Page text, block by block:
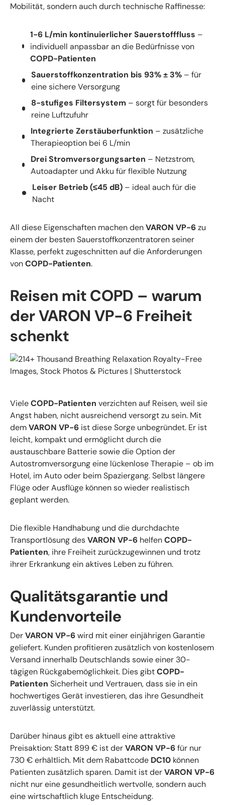
Mobilität, sondern auch durch technische Raffinesse:
1-6 L/min kontinuierlicher Sauerstofffluss –
individuell anpassbar an die Bedürfnisse von
COPD-Patienten
Sauerstoffkonzentration bis 93% ± 3%– für
eine sichere Versorgung
8-stufiges Filtersystem – sorgt für besonders
reine Luftzufuhr
Integrierte Zerstäuberfunktion – zusätzliche
Therapieoption bei 6 L/min
Drei Stromversorgungsarten – Netzstrom,
Autoadapter und Akku für flexible Nutzung
Leiser Betrieb (≤45 dB)– ideal auch für die
Nacht
All diese Eigenschaften machen denVARON VP-6zu
einem der besten Sauerstoffkonzentratoren seiner
Klasse, perfekt zugeschnitten auf die Anforderungen
vonCOPD-Patienten.
Reisen mit COPD – warum
der VARON VP-6 Freiheit
schenkt
VieleCOPD-Patienten verzichten auf Reisen, weil sie
Angst haben, nicht ausreichend versorgt zu sein. Mit
demVARON VP-6 ist diese Sorge unbegründet. Er ist
leicht, kompakt und ermöglicht durch die
austauschbare Batterie sowie die Option der
Autostromversorgung eine lückenlose Therapie – ob im
Hotel, im Auto oder beim Spaziergang. Selbst längere
Flüge oder Ausflüge können so wieder realistisch
geplant werden.
Die flexible Handhabung und die durchdachte
Transportlösung desVARON VP-6 helfenCOPD-
Patienten, ihre Freiheit zurückzugewinnen und trotz
ihrer Erkrankung ein aktives Leben zu führen.
Qualitätsgarantie und
Kundenvorteile
DerVARON VP-6wird mit einer einjährigen Garantie
geliefert. Kunden profitieren zusätzlich von kostenlosem
Versand innerhalb Deutschlands sowie einer 30-
tägigen Rückgabemöglichkeit. Dies gibtCOPD-
Patienten Sicherheit und Vertrauen, dass sie in ein
hochwertiges Gerät investieren, das ihre Gesundheit
zuverlässig unterstützt.
Darüber hinaus gibt es aktuell eine attraktive
Preisaktion: Statt 899 € ist derVARON VP-6für nur
730 € erhältlich. Mit dem Rabattcode DC10 können
Patienten zusätzlich sparen. Damit ist derVARON VP-6
nicht nur eine gesundheitlich wertvolle, sondern auch
eine wirtschaftlich kluge Entscheidung.